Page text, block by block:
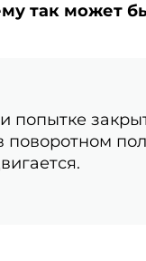
так может
попытке
поворотном